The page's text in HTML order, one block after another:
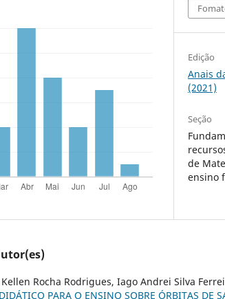
Edição
Anais
(2021)
Seção
de
ensino
Rocha Rodrigues, Iago Andrei Silva
PARA O ENSINO SOBRE ÓRBITAS DE